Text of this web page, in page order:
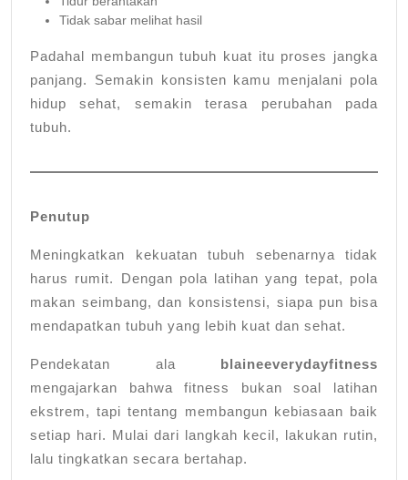
Tidak sabar melihat hasil
Padahal membangun tubuh kuat itu proses jangka
panjang. Semakin konsisten kamu menjalani pola
hidup sehat, semakin terasa perubahan pada
tubuh.
Penutup
Meningkatkan kekuatan tubuh sebenarnya tidak
harus rumit. Dengan pola latihan yang tepat, pola
makan seimbang, dan konsistensi, siapa pun bisa
mendapatkan tubuh yang lebih kuat dan sehat.
Pendekatan ala blaineeverydayfitness
mengajarkan bahwa fitness bukan soal latihan
ekstrem, tapi tentang membangun kebiasaan baik
setiap hari. Mulai dari langkah kecil, lakukan rutin,
lalu tingkatkan secara bertahap.